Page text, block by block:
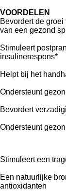
VOORDELEN
Bevordert de
van een gezond
Stimuleert
insulinerespons*
Helpt bij het
Ondersteunt
Bevordert
Ondersteunt
Stimuleert een
Een natuurlijke
antioxidanten